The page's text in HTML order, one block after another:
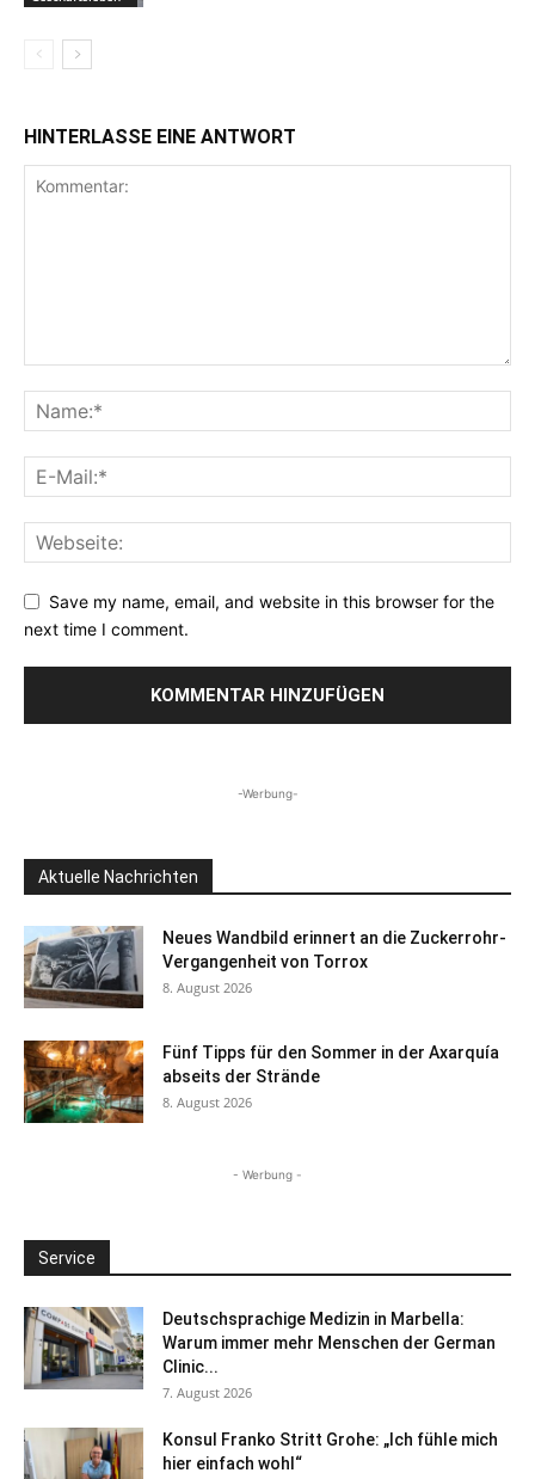
HINTERLASSE EINE ANTWORT
Save my name, email, and website in this browser for the
next time I comment.
-Werbung-
Aktuelle Nachrichten
Neues Wandbild erinnert an die Zuckerrohr-
Vergangenheit von Torrox
8. August 2026
Fünf Tipps für den Sommer in der Axarquía
abseits der Strände
8. August 2026
- Werbung -
Service
Deutschsprachige Medizin in Marbella:
Warum immer mehr Menschen der German
Clinic...
7. August 2026
Konsul Franko Stritt Grohe: „Ich fühle mich
hier einfach wohl“